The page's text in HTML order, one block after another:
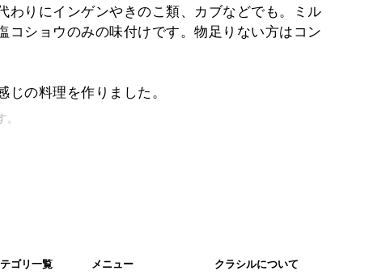
わりにインゲンやきのこ類、カブなどでも。ミル
コショウのみの味付けです。物足りない方はコン
の料理を作りました。
ゴリ一覧 メニュー クラシルについて